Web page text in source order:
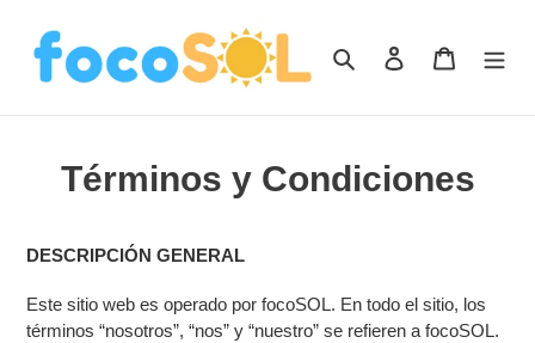
directamente
Buscar IngresarCarrito
Términos y Condiciones
DESCRIPCIÓN GENERAL
Este sitio web es operado por focoSOL. En todo el sitio, los
términos “nosotros”, “nos” y “nuestro” se refieren a focoSOL.